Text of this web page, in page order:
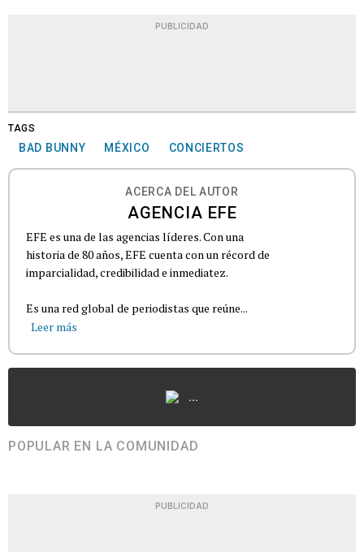
PUBLICIDAD
TAGS
BAD BUNNY MÉXICO CONCIERTOS
ACERCA DEL AUTOR
AGENCIA EFE
EFE es una de las agencias líderes. Con una
historia de 80 años, EFE cuenta con un récord de
imparcialidad, credibilidad e inmediatez.
Es una red global de periodistas que reúne...
Leer más
...
POPULAR EN LA COMUNIDAD
PUBLICIDAD